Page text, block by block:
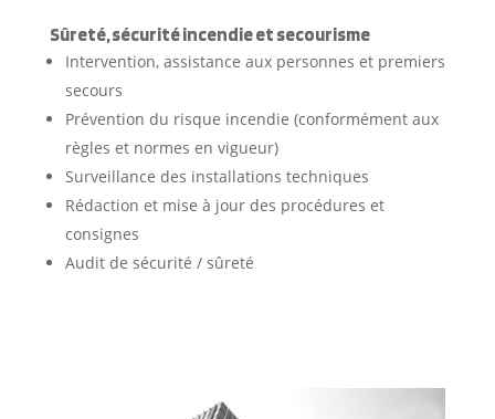
Sûreté, sécurité incendie et secourisme
Intervention, assistance aux personnes et premiers
secours
Prévention du risque incendie (conformément aux
règles et normes en vigueur)
Surveillance des installations techniques
Rédaction et mise à jour des procédures et
consignes
Audit de sécurité / sûreté